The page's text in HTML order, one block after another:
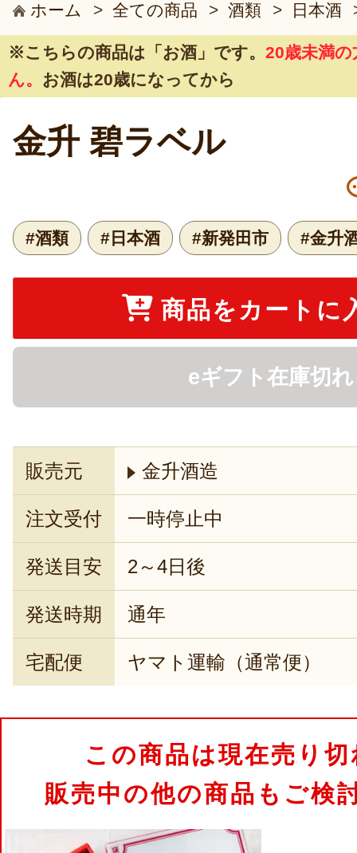
ホーム > 全ての商品 > 酒類 > 日本酒
※こちらの商品は 「お酒」 です。 20歳未満
ん。 お酒は20歳になってから
金升 碧ラベル
#酒類 #日本酒 #新発田市 #金升
商品をカートに
eギフト在庫切れ
販売元 金升酒造
注文受付 一時停止中
発送目安 2～4日後
発送時期 通年
宅配便 ヤマト運輸（通常便）
この商品は現在売り
販売中の他の商品もご検